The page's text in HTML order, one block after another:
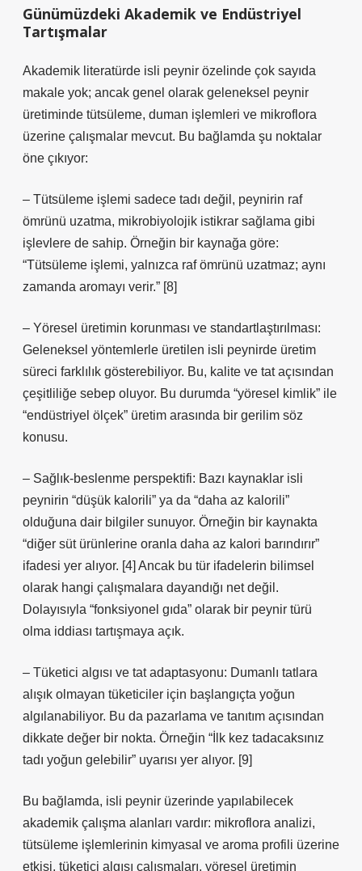
Günümüzdeki Akademik ve Endüstriyel
Tartışmalar
Akademik literatürde isli peynir özelinde çok sayıda
makale yok; ancak genel olarak geleneksel peynir
üretiminde tütsüleme, duman işlemleri ve mikroflora
üzerine çalışmalar mevcut. Bu bağlamda şu noktalar
öne çıkıyor:
– Tütsüleme işlemi sadece tadı değil, peynirin raf
ömrünü uzatma, mikrobiyolojik istikrar sağlama gibi
işlevlere de sahip. Örneğin bir kaynağa göre:
“Tütsüleme işlemi, yalnızca raf ömrünü uzatmaz; aynı
zamanda aromayı verir.” [8]
– Yöresel üretimin korunması ve standartlaştırılması:
Geleneksel yöntemlerle üretilen isli peynirde üretim
süreci farklılık gösterebiliyor. Bu, kalite ve tat açısından
çeşitliliğe sebep oluyor. Bu durumda “yöresel kimlik” ile
“endüstriyel ölçek” üretim arasında bir gerilim söz
konusu.
– Sağlık‑beslenme perspektifi: Bazı kaynaklar isli
peynirin “düşük kalorili” ya da “daha az kalorili”
olduğuna dair bilgiler sunuyor. Örneğin bir kaynakta
“diğer süt ürünlerine oranla daha az kalori barındırır”
ifadesi yer alıyor. [4] Ancak bu tür ifadelerin bilimsel
olarak hangi çalışmalara dayandığı net değil.
Dolayısıyla “fonksiyonel gıda” olarak bir peynir türü
olma iddiası tartışmaya açık.
– Tüketici algısı ve tat adaptasyonu: Dumanlı tatlara
alışık olmayan tüketiciler için başlangıçta yoğun
algılanabiliyor. Bu da pazarlama ve tanıtım açısından
dikkate değer bir nokta. Örneğin “İlk kez tadacaksınız
tadı yoğun gelebilir” uyarısı yer alıyor. [9]
Bu bağlamda, isli peynir üzerinde yapılabilecek
akademik çalışma alanları vardır: mikroflora analizi,
tütsüleme işlemlerinin kimyasal ve aroma profili üzerine
etkisi, tüketici algısı çalışmaları, yöresel üretimin